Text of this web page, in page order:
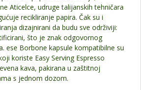
Aticelce, udruge talijanskih tehničara
recikliranje papira. Čak su i
dizajnirani da budu sve održiviji:
što je znak odgovornog
ese Borbone kapsule kompatibilne su
koriste Easy Serving Espresso
kava, pakirana u zaštitnoj
s jednom dozom.